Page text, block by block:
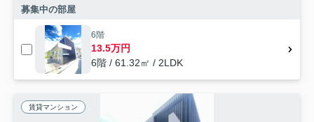
募集中の部屋
6階
13.5万円
6階 / 61.32㎡ / 2LDK
賃貸マンション